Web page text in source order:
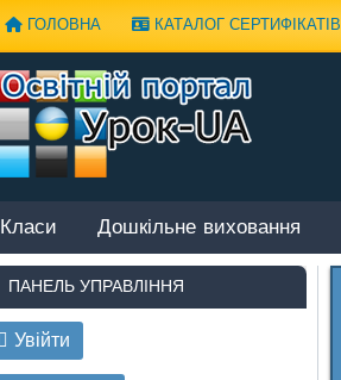
ГОЛОВНА КАТАЛОГ СЕРТИФІКАТІВ
Класи Дошкільне виховання
ПАНЕЛЬ УПРАВЛІННЯ
Увійти